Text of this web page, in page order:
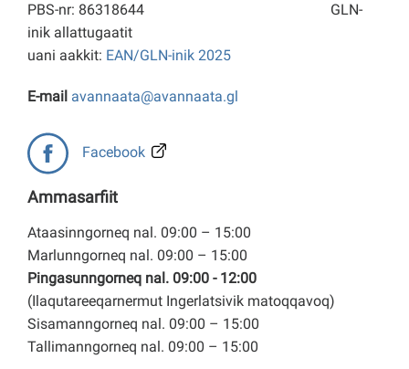
PBS-nr: 86318644 GLN-
inik allattugaatit
uani aakkit: EAN/GLN-inik 2025
E-mail avannaata@avannaata.gl
Facebook
Ammasarfiit
Ataasinngorneq nal. 09:00 – 15:00
Marlunngorneq nal. 09:00 – 15:00
Pingasunngorneq nal. 09:00 - 12:00
(Ilaqutareeqarnermut Ingerlatsivik matoqqavoq)
Sisamanngorneq nal. 09:00 – 15:00
Tallimanngorneq nal. 09:00 – 15:00